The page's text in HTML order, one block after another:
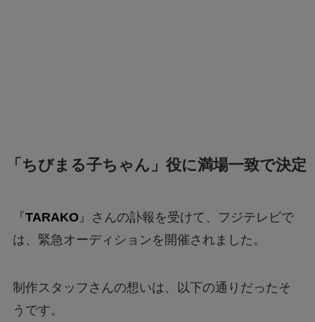
「ちびまる子ちゃん」役に満場一致で決定
『TARAKO』さんの訃報を受けて、フジテレビで
は、緊急オーディションを開催されました。
制作スタッフさんの想いは、以下の通りだったそ
うです。